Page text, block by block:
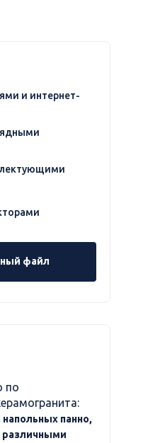
и интернет-
файл
по
напольных панно,
различными